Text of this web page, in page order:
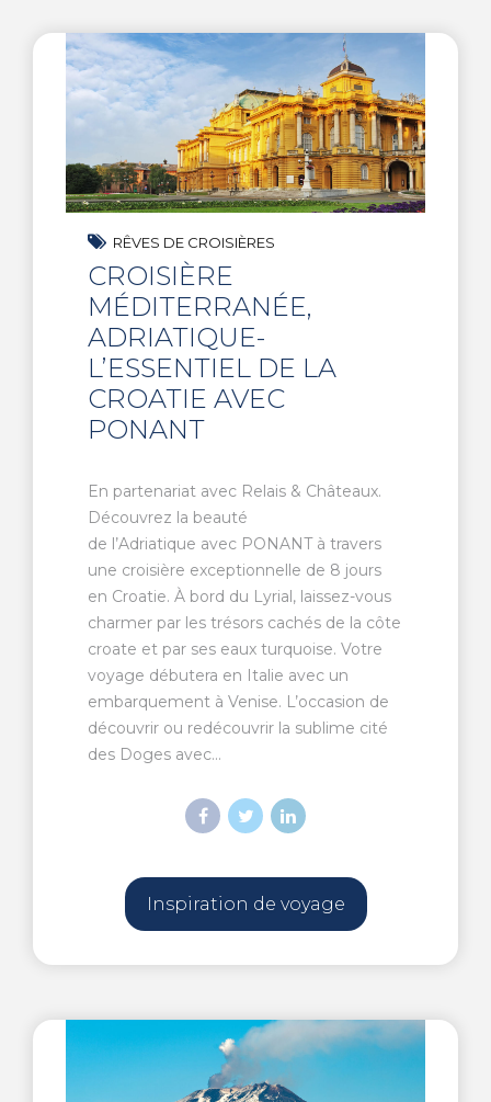
RÊVES DE CROISIÈRES
CROISIÈRE
MÉDITERRANÉE,
ADRIATIQUE-
L’ESSENTIEL DE LA
CROATIE AVEC
PONANT
En partenariat avec Relais & Châteaux.
Découvrez la beauté
de l’Adriatique avec PONANT à travers
une croisière exceptionnelle de 8 jours
en Croatie. À bord du Lyrial, laissez-vous
charmer par les trésors cachés de la côte
croate et par ses eaux turquoise. Votre
voyage débutera en Italie avec un
embarquement à Venise. L’occasion de
découvrir ou redécouvrir la sublime cité
des Doges avec...
Inspiration de voyage